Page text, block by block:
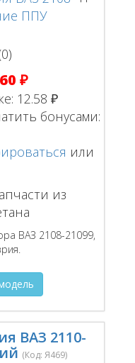
₽
12.58 ₽
бонусами:
или
из
ВАЗ 2108-21099,
ВАЗ 2110-
(Код: Я469)